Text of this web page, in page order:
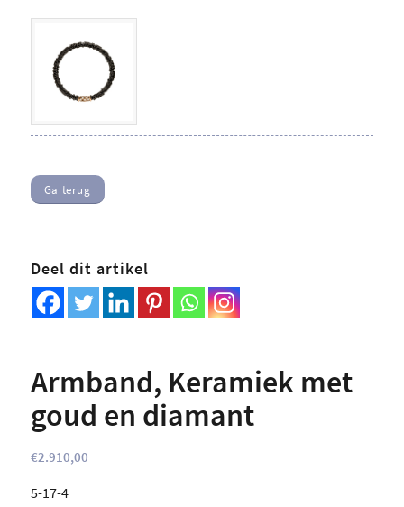
Ga terug
Deel dit artikel
Armband, Keramiek met
goud en diamant
€2.910,00
5-17-4